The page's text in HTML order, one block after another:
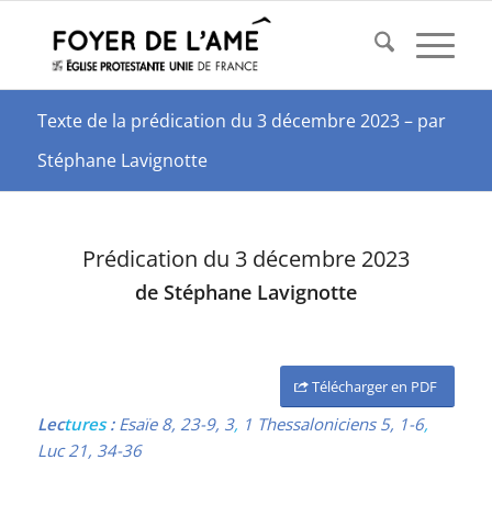
Texte de la prédication du 3 décembre 2023 – par
Stéphane Lavignotte
Prédication du 3 décembre 2023
de Stéphane Lavignotte
Télécharger en PDF
Lectures: Esaïe 8, 23-9, 3, 1 Thessaloniciens 5, 1-6,
Luc 21, 34-36